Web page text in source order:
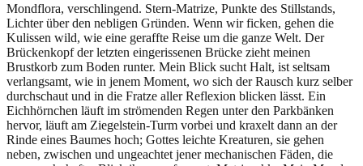
Mondflora, verschlingend. Stern-Matrize, Punkte des Stillstands,
Lichter über den nebligen Gründen. Wenn wir ficken, gehen die
Kulissen wild, wie eine geraffte Reise um die ganze Welt. Der
Brückenkopf der letzten eingerissenen Brücke zieht meinen
Brustkorb zum Boden runter. Mein Blick sucht Halt, ist seltsam
verlangsamt, wie in jenem Moment, wo sich der Rausch kurz selber
durchschaut und in die Fratze aller Reflexion blicken lässt. Ein
Eichhörnchen läuft im strömenden Regen unter den Parkbänken
hervor, läuft am Ziegelstein-Turm vorbei und kraxelt dann an der
Rinde eines Baumes hoch; Gottes leichte Kreaturen, sie gehen
neben, zwischen und ungeachtet jener mechanischen Fäden, die